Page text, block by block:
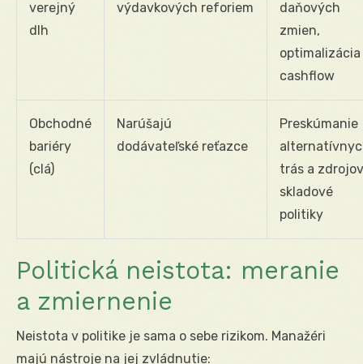
verejný
dlh
výdavkových reforiem
daňových
zmien,
optimalizácia
cashflow
Obchodné
bariéry
(clá)
Narúšajú
dodávateľské reťazce
Preskúmanie
trás a
skladové
politiky
Politická neistota: meranie
a zmiernenie
Neistota v politike je sama o sebe rizikom. Manažéri
majú nástroje na jej zvládnutie: